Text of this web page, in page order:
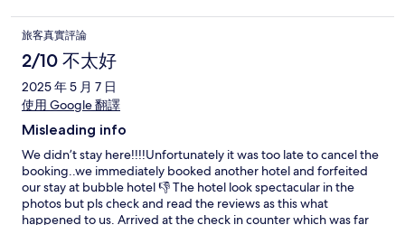
starry starry sky I am speechless guys! We ordered food and it
was delivered by 7 pm as we’d been told! If you gonna visit
Bubble hotel please note you’d better keep food and personal
belongings safe from curious monkeys! They were our guests
and even made our stay more exciting! Thank you for
everything! We will come back another day!
旅客真實評論
2/10 不太好
2025 年 5 月 7 日
使用 Google 翻譯
Misleading info
We didn’t stay here!!!!Unfortunately it was too late to cancel the
booking..we immediately booked another hotel and forfeited
our stay at bubble hotel 👎 The hotel look spectacular in the
photos but pls check and read the reviews as this what
happened to us. Arrived at the check in counter which was far